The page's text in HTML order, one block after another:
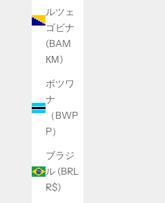
ルツェ
ゴビナ
(BAM
КМ)
ボツワ
ナ
（BWP
P）
ブラジ
ル (BRL
R$)